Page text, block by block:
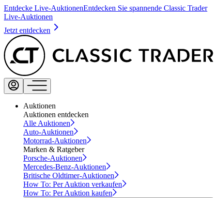
Entdecke Live-AuktionenEntdecken Sie spannende Classic Trader
Live-Auktionen
Jetzt entdecken
Auktionen
Auktionen entdecken
Alle Auktionen
Auto-Auktionen
Motorrad-Auktionen
Marken & Ratgeber
Porsche-Auktionen
Mercedes-Benz-Auktionen
Britische Oldtimer-Auktionen
How To: Per Auktion verkaufen
How To: Per Auktion kaufen